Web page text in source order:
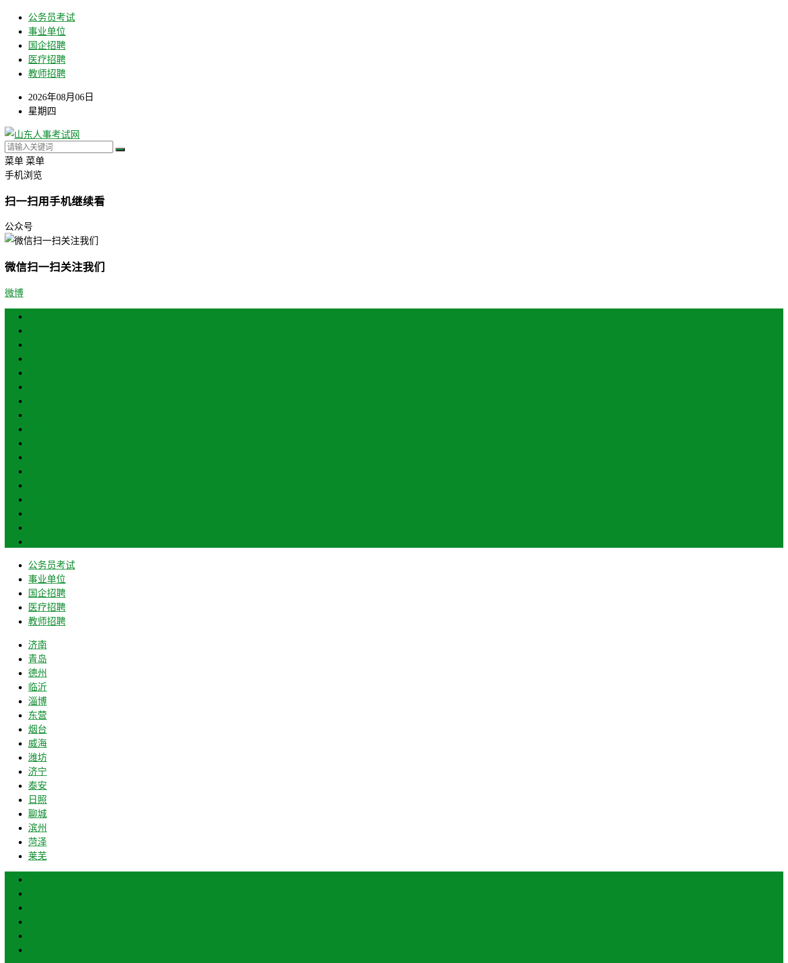
公务员考试
事业单位
国企招聘
医疗招聘
教师招聘
2026年08月06日
星期四
菜单 菜单
手机浏览
扫一扫用手机继续看
公众号
微信扫一扫关注我们
微博
公务员考试
事业单位
国企招聘
医疗招聘
教师招聘
济南
青岛
德州
临沂
淄博
东营
烟台
威海
潍坊
济宁
泰安
日照
聊城
滨州
菏泽
莱芜